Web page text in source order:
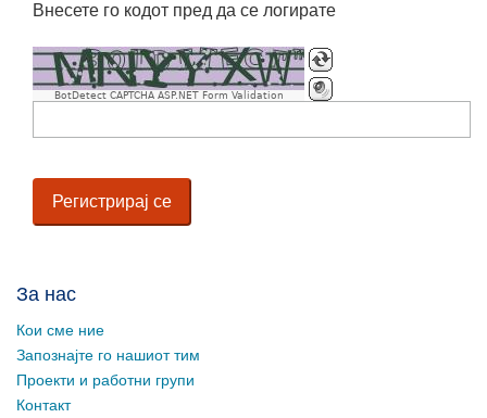
Внесете го кодот пред да се логирате
BotDetect CAPTCHA ASP.NET Form Validation
За нас
Кои сме ние
Запознајте го нашиот тим
Проекти и работни групи
Контакт